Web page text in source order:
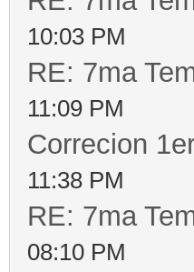
10:03 PM
RE: 7ma
11:09 PM
Correcion
11:38 PM
RE: 7ma
08:10 PM